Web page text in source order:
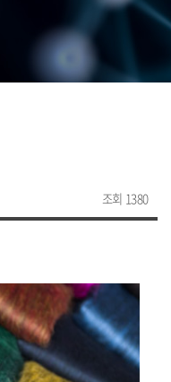
조회 1380